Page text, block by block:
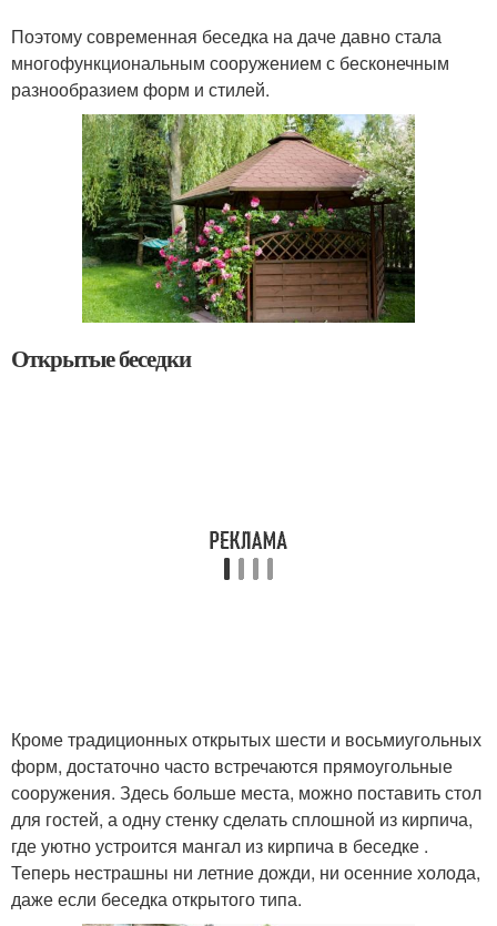
Поэтому современная беседка на даче давно стала
многофункциональным сооружением с бесконечным
разнообразием форм и стилей.
Открытые беседки
Кроме традиционных открытых шести и восьмиугольных
форм, достаточно часто встречаются прямоугольные
сооружения. Здесь больше места, можно поставить стол
для гостей, а одну стенку сделать сплошной из кирпича,
где уютно устроится мангал из кирпича в беседке .
Теперь нестрашны ни летние дожди, ни осенние холода,
даже если беседка открытого типа.